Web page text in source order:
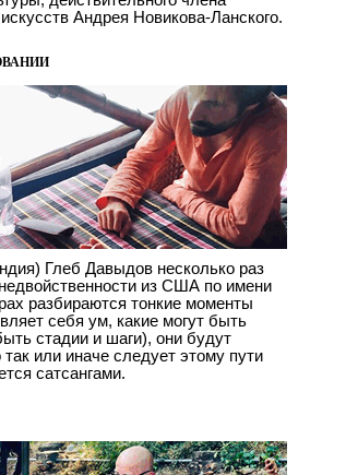
Андрея Новикова-Ланского.
Глеб Давыдов несколько раз
из США по имени
разбираются тонкие моменты
себя ум, какие могут быть
стадии и шаги), они будут
или иначе следует этому пути
сатсангами.